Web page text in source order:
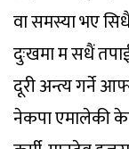
वा समस्या भए
दुःखमा म सधैं
दूरी अन्त्य गर्ने
नेकपा एमालेकी